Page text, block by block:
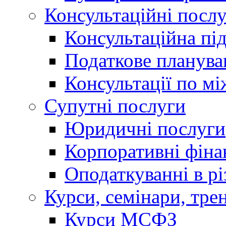
Консультаційні
Консультаційна
Податкове
Консультації по
Супутні послуги
Юридичні послуги
Корпоративні
Оподаткуванні в
Курси, семінари,
Курси МСФЗ